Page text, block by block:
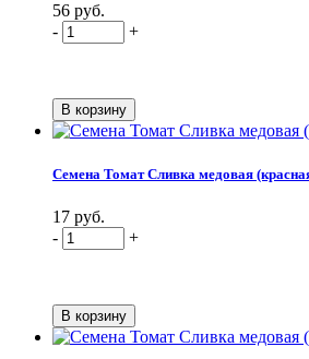
56 руб.
-
+
Семена Томат Сливка медовая
17 руб.
-
+